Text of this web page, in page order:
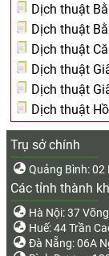
Dịch thuật
Dịch thuật
Dịch thuật
Dịch thuật
Dịch thuật
Dịch thuật
Trụ sở chính
Quảng Bình: 02
Các tỉnh thành
Hà Nội: 37
Huế: 44 Trần
Đà Nẵng: 06A